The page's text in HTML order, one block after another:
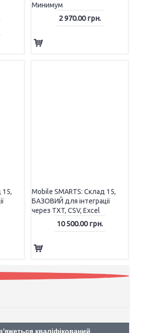
Минимум
2 970.00 грн.
15,
Mobile SMARTS: Склад 15,
БАЗОВИЙ для інтеграції
через TXT, CSV, Excel
10 500.00 грн.
кваліфікований